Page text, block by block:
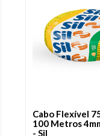
Cabo Flexível
100 Metros
- Sil